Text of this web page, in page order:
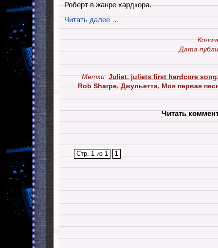
Роберт в жанре хардкора.
Читать далее …
Дата
Метки: Juliet,juliets first hardcore song
Rob Sharpe,Джульетта,Моя первая
Читать
Стр. 1 из 1 1